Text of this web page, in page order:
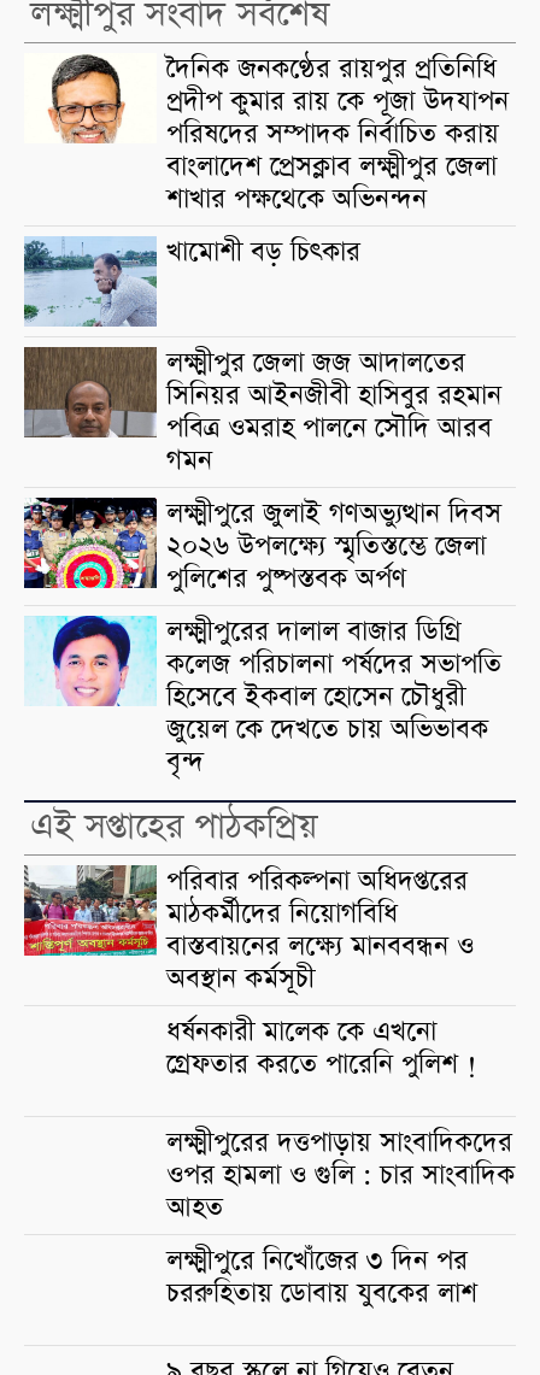
লক্ষ্মীপুর সংবাদ সর্বশেষ
দৈনিক জনকণ্ঠের রায়পুর প্রতিনিধি
প্রদীপ কুমার রায় কে পূজা উদযাপন
পরিষদের সম্পাদক নির্বাচিত করায়
বাংলাদেশ প্রেসক্লাব লক্ষ্মীপুর জেলা
শাখার পক্ষথেকে অভিনন্দন
খামোশী বড় চিৎকার
লক্ষ্মীপুর জেলা জজ আদালতের
সিনিয়র আইনজীবী হাসিবুর রহমান
পবিত্র ওমরাহ পালনে সৌদি আরব
গমন
লক্ষ্মীপুরে জুলাই গণঅভ্যুত্থান দিবস
২০২৬ উপলক্ষ্যে স্মৃতিস্তম্ভে জেলা
পুলিশের পুষ্পস্তবক অর্পণ
লক্ষ্মীপুরের দালাল বাজার ডিগ্রি
কলেজ পরিচালনা পর্ষদের সভাপতি
হিসেবে ইকবাল হোসেন চৌধুরী
জুয়েল কে দেখতে চায় অভিভাবক
বৃন্দ
এই সপ্তাহের পাঠকপ্রিয়
পরিবার পরিকল্পনা অধিদপ্তরের
মাঠকর্মীদের নিয়োগবিধি
বাস্তবায়নের লক্ষ্যে মানববন্ধন ও
অবস্থান কর্মসূচী
ধর্ষনকারী মালেক কে এখনো
গ্রেফতার করতে পারেনি পুলিশ !
লক্ষ্মীপুরের দত্তপাড়ায় সাংবাদিকদের
ওপর হামলা ও গুলি : চার সাংবাদিক
আহত
লক্ষ্মীপুরে নিখোঁজের ৩ দিন পর
চররুহিতায় ডোবায় যুবকের লাশ